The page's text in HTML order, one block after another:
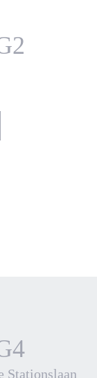
Stationslaan